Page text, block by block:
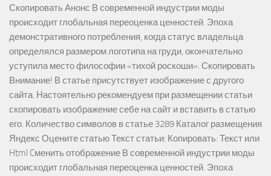
Скопировать Анонс В современной индустрии моды
происходит глобальная переоценка ценностей. Эпоха
демонстративного потребления, когда статус владельца
определялся размером логотипа на груди, окончательно
уступила место философии «тихой роскоши». Скопировать
Внимание! В статье присутствует изображение с другого
сайта. Настоятельно рекомендуем при размещении статьи
скопировать изображение себе на сайт и вставить в статью
его. Количество символов в статье 3289 Каталог размещения
Яндекс Оцените статью Текст статьи: Копировать: Текст или
Html Cменить отображение В современной индустрии моды
происходит глобальная переоценка ценностей. Эпоха